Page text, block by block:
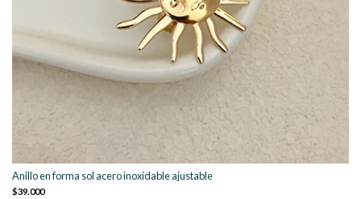
Anillo en forma sol acero inoxidable ajustable
$39.000